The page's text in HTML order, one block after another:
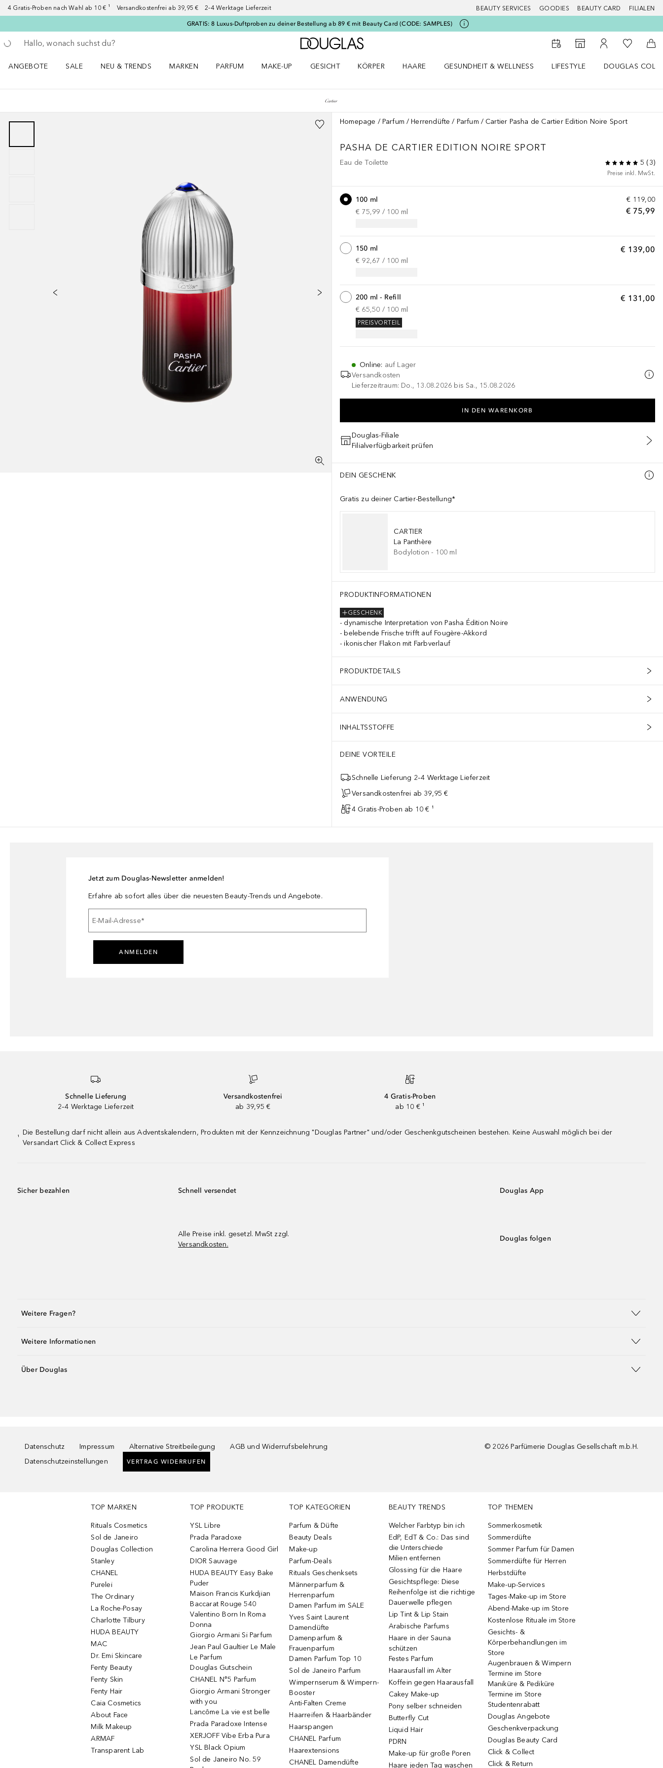
4 Gratis-Proben nach Wahl ab 10 € ¹ Versandkostenfrei ab 39,95 € 2–4 Werktage Lieferzeit BEAUTY SERVICES GOODIES BEAUTY CARD FILIALEN
GRATIS: 8 Luxus-Duftproben zu deiner Bestellung ab 89 € mit Beauty Card (CODE: SAMPLES)
Gehe zurück
Suche ausführen
Zur Douglas Startseite
Zum Storefinder
Zu Meinem
Zu Meiner
ANGEBOTE
SALE
NEU & TRENDS
MARKEN
PARFUM
MAKE-UP
GESICHT
KÖRPER
HAARE
GESUNDHEIT & WELLNESS
LIFESTYLE
DOUGLAS
Homepage Parfum Herrendüfte Parfum Cartier Pasha de Cartier Edition Noire Sport
PASHA DE CARTIER EDITION NOIRE SPORT
Eau de Toilette 5 (3)
Preise inkl. MwSt.
€ 119,00
€ 75,99
100 ml
€ 75,99 / 100 ml
€ 139,00
150 ml
€ 92,67 / 100 ml
€ 131,00
200 ml - Refill
€ 65,50 / 100 ml
PREISVORTEIL
Online: auf Lager
Versandkosten
Lieferzeitraum: Do., 13.08.2026 bis Sa., 15.08.2026
IN DEN WARENKORB
Douglas-Filiale
Filialverfügbarkeit prüfen
DEIN GESCHENK
Gratis zu deiner Cartier-Bestellung*
CARTIER
La Panthère
Bodylotion - 100 ml
PRODUKTINFORMATIONEN
GESCHENK
dynamische Interpretation von Pasha Édition Noire
belebende Frische trifft auf Fougère-Akkord
ikonischer Flakon mit Farbverlauf
PRODUKTDETAILS
ANWENDUNG
INHALTSSTOFFE
DEINE VORTEILE
Schnelle Lieferung 2–4 Werktage Lieferzeit
Versandkostenfrei ab 39,95 €
4 Gratis-Proben ab 10 € ¹
Jetzt zum Douglas-Newsletter anmelden!
Erfahre ab sofort alles über die neuesten Beauty-Trends und Angebote.
E-Mail-Adresse*
ANMELDEN
Schnelle Lieferung
2–4 Werktage Lieferzeit
Versandkostenfrei
ab 39,95 €
4 Gratis-Proben
ab 10 € ¹
¹
Die Bestellung darf nicht allein aus Adventskalendern, Produkten mit der Kennzeichnung "Douglas Partner" und/oder Geschenkgutscheinen bestehen. Keine Auswahl möglich bei der
Versandart Click & Collect Express
Sicher bezahlen Schnell versendet
Alle Preise inkl. gesetzl. MwSt zzgl.
Versandkosten.
Douglas App
Douglas folgen
Weitere Fragen?
Weitere Informationen
Über Douglas
Datenschutz Impressum Alternative Streitbeilegung
AGB und Widerrufsbelehrung
Datenschutzeinstellungen
VERTRAG WIDERRUFEN
© 2026 Parfümerie Douglas Gesellschaft m.b.H.
TOP MARKEN
Rituals Cosmetics
Sol de Janeiro
Douglas Collection
Stanley
CHANEL
Purelei
The Ordinary
La Roche-Posay
Charlotte Tilbury
HUDA BEAUTY
MAC
Dr. Emi Skincare
Fenty Beauty
Fenty Skin
Fenty Hair
Caia Cosmetics
About Face
Milk Makeup
ARMAF
Transparent Lab
TOP PRODUKTE
YSL Libre
Prada Paradoxe
Carolina Herrera Good Girl
DIOR Sauvage
HUDA BEAUTY Easy Bake
Puder
Maison Francis Kurkdjian
Baccarat Rouge 540
Valentino Born In Roma
Donna
Giorgio Armani Si Parfum
Jean Paul Gaultier Le Male
Le Parfum
Douglas Gutschein
CHANEL N°5 Parfum
Giorgio Armani Stronger
with you
Lancôme La vie est belle
Prada Paradoxe Intense
XERJOFF Vibe Erba Pura
YSL Black Opium
Sol de Janeiro No. 59
TOP KATEGORIEN
Parfum & Düfte
Beauty Deals
Make-up
Parfum-Deals
Rituals Geschenksets
Männerparfum &
Herrenparfum
Damen Parfum im SALE
Yves Saint Laurent
Damendüfte
Damenparfum &
Frauenparfum
Damen Parfum Top 10
Sol de Janeiro Parfum
Wimpernserum & Wimpern-
Booster
Anti-Falten Creme
Haarreifen & Haarbänder
Haarspangen
CHANEL Parfum
Haarextensions
CHANEL Damendüfte
BEAUTY TRENDS
Welcher Farbtyp bin ich
EdP, EdT & Co.: Das sind
die Unterschiede
Milien entfernen
Glossing für die Haare
Gesichtspflege: Diese
Reihenfolge ist die richtige
Dauerwelle pflegen
Lip Tint & Lip Stain
Arabische Parfums
Haare in der Sauna
schützen
Festes Parfum
Haarausfall im Alter
Koffein gegen Haarausfall
Cakey Make-up
Pony selber schneiden
Butterfly Cut
Liquid Hair
PDRN
Make-up für große Poren
Haare jeden Tag waschen
TOP THEMEN
Sommerkosmetik
Sommerdüfte
Sommer Parfum für Damen
Sommerdüfte für Herren
Herbstdüfte
Make-up-Services
Tages-Make-up im Store
Abend-Make-up im Store
Kostenlose Rituale im Store
Gesichts- &
Körperbehandlungen im
Store
Augenbrauen & Wimpern
Termine im Store
Maniküre & Pediküre
Termine im Store
Studentenrabatt
Douglas Angebote
Geschenkverpackung
Douglas Beauty Card
Click & Collect
Click & Return